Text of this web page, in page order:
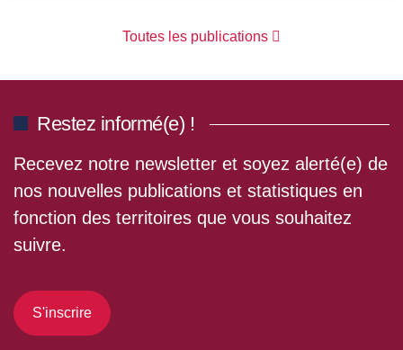
Toutes les publications
Restez informé(e) !
Recevez notre newsletter et soyez alerté(e) de
nos nouvelles publications et statistiques en
fonction des territoires que vous souhaitez
suivre.
S'inscrire